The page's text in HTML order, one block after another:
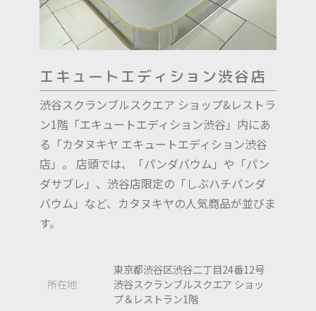
エキュートエディション渋谷店
渋⾕スクランブルスクエア ショップ&レストラ
ン1階「エキュートエディション渋⾕」内にあ
る「カタヌキヤ エキュートエディション渋谷
店」。 店頭では、「パンダバウム」や「パン
ダサブレ」、渋谷店限定の「しぶハチパンダ
バウム」など、カタヌキヤの人気商品が並びま
す。
所在地
東京都渋谷区渋谷二丁目24番12号
渋谷スクランブルスクエア ショッ
プ＆レストラン1階